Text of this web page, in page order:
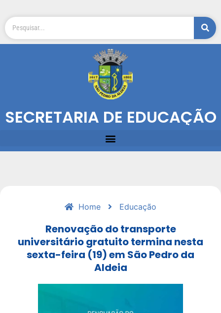
SECRETARIA DE EDUCAÇÃO
Home Educação
Renovação do transporte
universitário gratuito termina nesta
sexta-feira (19) em São Pedro da
Aldeia